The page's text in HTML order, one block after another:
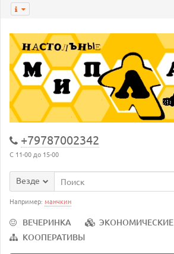
+79787002342
С 11-00 до 15-00
Везде
Например: манчкин
ВЕЧЕРИНКА
ЭКОНОМИЧЕСКИЕ
КООПЕРАТИВЫ